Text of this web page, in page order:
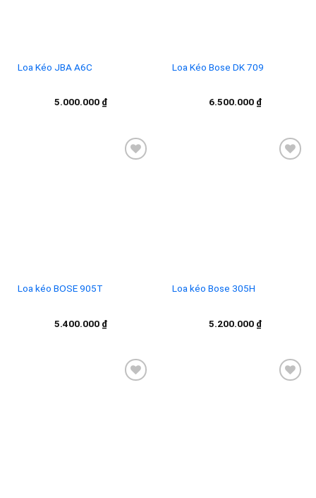
Loa Kéo JBA A6C
5.000.000 ₫
Loa Kéo Bose DK 709
6.500.000 ₫
Loa kéo BOSE 905T
5.400.000 ₫
Loa kéo Bose 305H
5.200.000 ₫